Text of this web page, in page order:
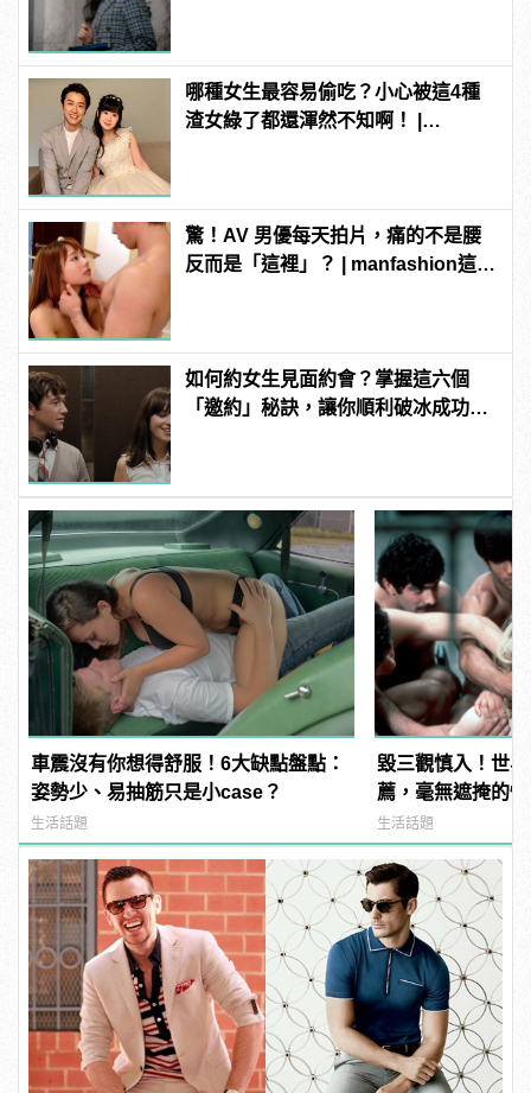
哪種女生最容易偷吃？小心被這4種
渣女綠了都還渾然不知啊！ |
驚！AV 男優每天拍片，痛的不是腰
反而是「這裡」？ | manfashion這樣
如何約女生見面約會？掌握這六個
「邀約」秘訣，讓你順利破冰成功約
車震沒有你想得舒服！6大缺點盤點：
姿勢少、易抽筋只是小case？
生活話題
毀三觀慎入！世
薦，毫無遮掩的
噁心到極致！ |
男
生活話題